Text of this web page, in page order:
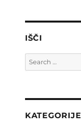
IŠČI
Search
for:
KATEGORIJE